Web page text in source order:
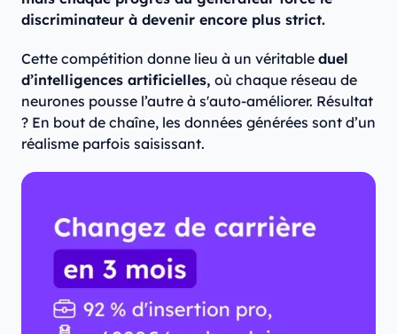
discriminateur à devenir encore plus strict.
Cette compétition donne lieu à un véritable duel
d’intelligences artificielles, où chaque réseau de
neurones pousse l’autre à s'auto-améliorer. Résultat
? En bout de chaîne, les données générées sont d’un
réalisme parfois saisissant.